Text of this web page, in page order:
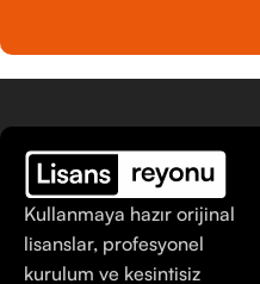
Kullanmaya hazır orijinal
lisanslar, profesyonel
kurulum ve kesintisiz